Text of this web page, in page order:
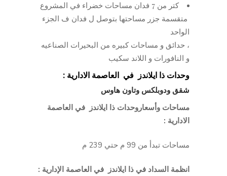
كتر من 7 فدان مساحات خضراء في المشروع
⁠ متقسمة جزر مساحتها بتوصل ل فدان ف الجزء
الواحد
⁠، حدائق و مساحات كبيره من البحيرات الصناعيه
و النافورات و اللاند سكيب
وحدات ذا ايلاندز في العاصمة الادارية :
شقق ودوبلكس وتاون هاوس
مساحات وأسعاروحدات ذا ايلاندز في العاصمة
الادارية :
مساحات تبدأ من 99 م حتي 239 م
انظمة السداد في ذا ايلاندز في العاصمة الإدارية :